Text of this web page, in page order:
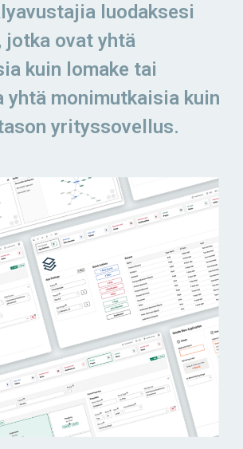
luodaksesi
jotka ovat yhtä
kuin lomake tai
yhtä monimutkaisia kuin
yrityssovellus.